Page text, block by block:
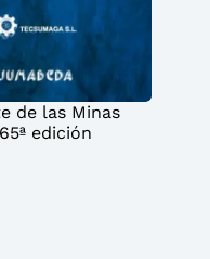
de las Minas
edición